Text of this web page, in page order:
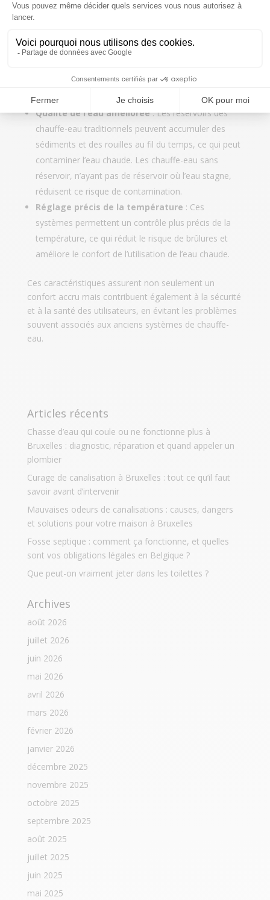
l’appareil, l’eau chaude est disponible en continu. Cela
nombreuses ou pour les applications nécessitant de
grandes quantités d’eau chaude.
Qualité de l’eau améliorée: Les réservoirs des
chauffe-eau traditionnels peuvent accumuler des
sédiments et des rouilles au fil du temps, ce qui peut
contaminer l’eau chaude. Les chauffe-eau sans
réservoir, n’ayant pas de réservoir où l’eau stagne,
réduisent ce risque de contamination.
Réglage précis de la température : Ces
systèmes permettent un contrôle plus précis de la
température, ce qui réduit le risque de brûlures et
améliore le confort de l’utilisation de l’eau chaude.
Ces caractéristiques assurent non seulement un
confort accru mais contribuent également à la sécurité
et à la santé des utilisateurs, en évitant les problèmes
souvent associés aux anciens systèmes de chauffe-
eau.
Articles récents
Chasse d’eau qui coule ou ne fonctionne plus à
Bruxelles : diagnostic, réparation et quand appeler un
plombier
Curage de canalisation à Bruxelles : tout ce qu’il faut
savoir avant d’intervenir
Mauvaises odeurs de canalisations : causes, dangers
et solutions pour votre maison à Bruxelles
Fosse septique : comment ça fonctionne, et quelles
sont vos obligations légales en Belgique ?
Que peut-on vraiment jeter dans les toilettes ?
Archives
août 2026
juillet 2026
juin 2026
mai 2026
avril 2026
mars 2026
février 2026
janvier 2026
décembre 2025
novembre 2025
octobre 2025
septembre 2025
août 2025
juillet 2025
juin 2025
mai 2025